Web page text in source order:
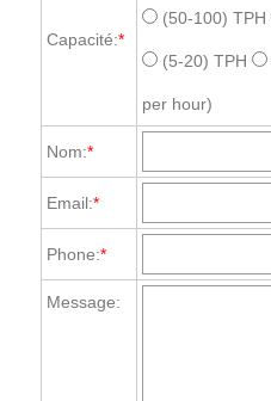
Capacité:*
(50-100) TPH
(5-20) TPH
per hour)
Nom:*
Email:*
Phone:*
Message: